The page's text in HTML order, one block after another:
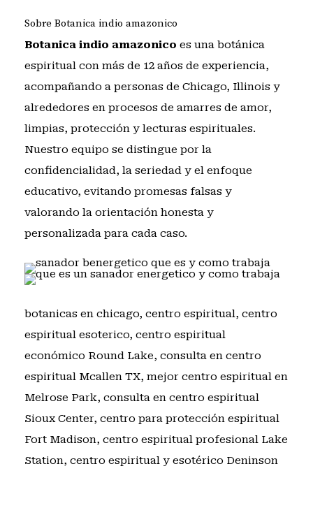
Sobre Botanica indio amazonico
Botanica indio amazonico es una botánica
espiritual con más de 12 años de experiencia,
acompañando a personas de Chicago, Illinois y
alrededores en procesos de amarres de amor,
limpias, protección y lecturas espirituales.
Nuestro equipo se distingue por la
confidencialidad, la seriedad y el enfoque
educativo, evitando promesas falsas y
valorando la orientación honesta y
personalizada para cada caso.
botanicas en chicago, centro espiritual, centro
espiritual esoterico, centro espiritual
económico Round Lake, consulta en centro
espiritual Mcallen TX, mejor centro espiritual en
Melrose Park, consulta en centro espiritual
Sioux Center, centro para protección espiritual
Fort Madison, centro espiritual profesional Lake
Station, centro espiritual y esotérico Deninson